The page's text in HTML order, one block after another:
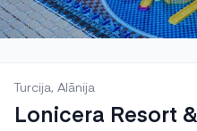
Turcija, Alānija
Lonicera Resort